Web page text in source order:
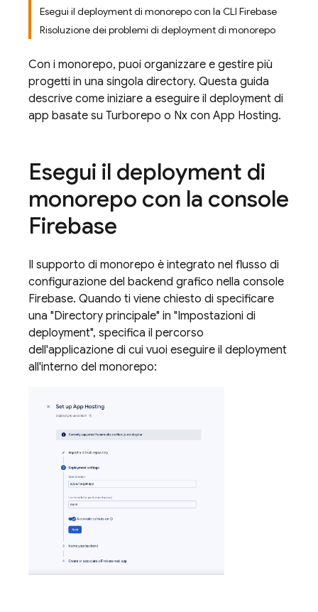
Esegui il deployment di monorepo con la CLI Firebase
Risoluzione dei problemi di deployment di monorepo
Con i monorepo, puoi organizzare e gestire più
progetti in una singola directory. Questa guida
descrive come iniziare a eseguire il deployment di
app basate su Turborepo o Nx con App Hosting.
Esegui il deployment di
monorepo con la console
Firebase
Il supporto di monorepo è integrato nel flusso di
configurazione del backend grafico nella console
Firebase. Quando ti viene chiesto di specificare
una "Directory principale" in "Impostazioni di
deployment", specifica il percorso
dell'applicazione di cui vuoi eseguire il deployment
all'interno del monorepo: